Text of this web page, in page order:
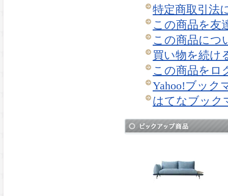
特定商取引法
この商品を友
この商品につ
買い物を続け
この商品をロ
Yahoo!ブック
はてなブック